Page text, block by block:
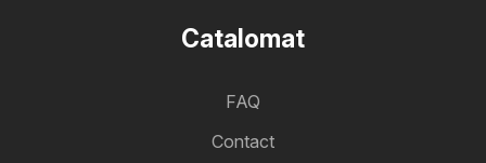
Catalomat
FAQ
Contact